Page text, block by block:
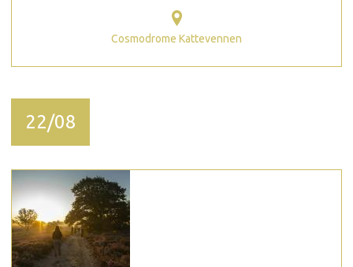
Cosmodrome Kattevennen
22/08